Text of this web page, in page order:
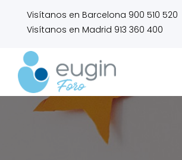
Visítanos en Barcelona 900 510 520
Visítanos en Madrid 913 360 400